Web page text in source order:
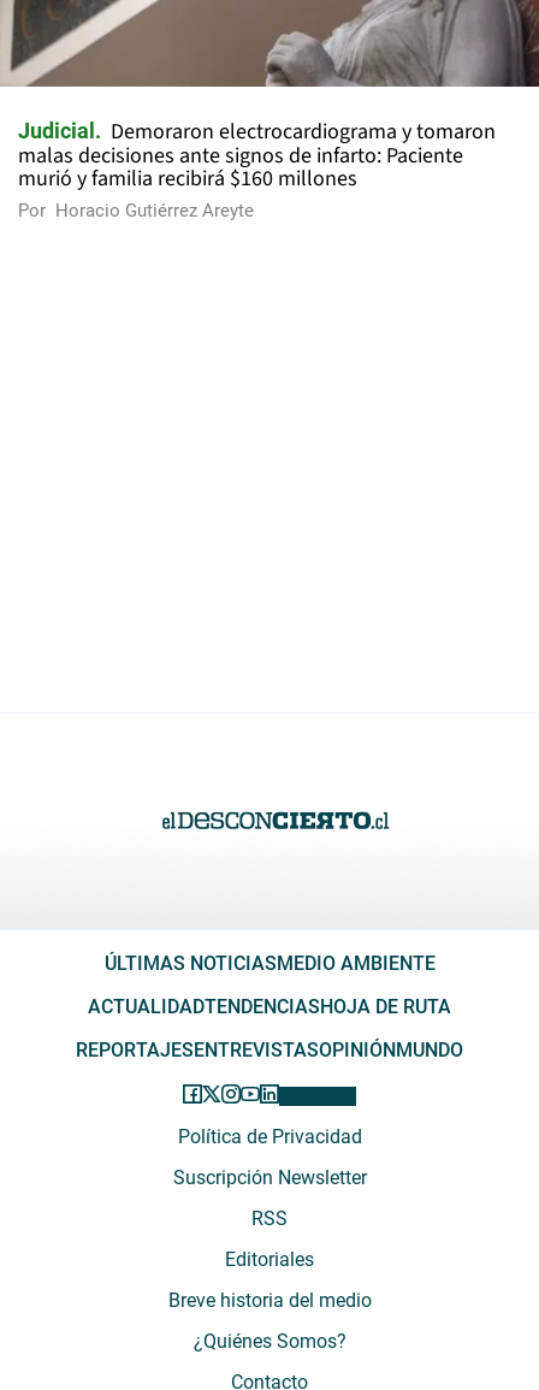
Judicial
Demoraron electrocardiograma y tomaron
malas decisiones ante signos de infarto: Paciente
murió y familia recibirá $160 millones
Por Horacio Gutiérrez Areyte
ÚLTIMAS NOTICIASMEDIO AMBIENTE
ACTUALIDADTENDENCIASHOJA DE RUTA
REPORTAJESENTREVISTASOPINIÓNMUNDO
Política de Privacidad
Suscripción Newsletter
RSS
Editoriales
Breve historia del medio
¿Quiénes Somos?
Contacto